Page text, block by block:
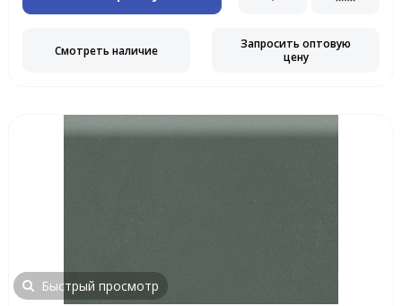
Смотреть наличие
Запросить оптовую
цену
Быстрый просмотр